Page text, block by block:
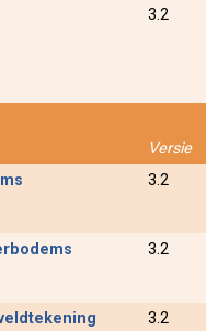
3.2
Versie
3.2
3.2
3.2